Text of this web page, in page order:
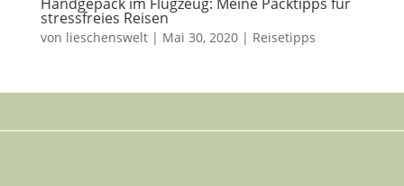
stressfreies Reisen
von lieschenswelt| Mai 30, 2020| Reisetipps